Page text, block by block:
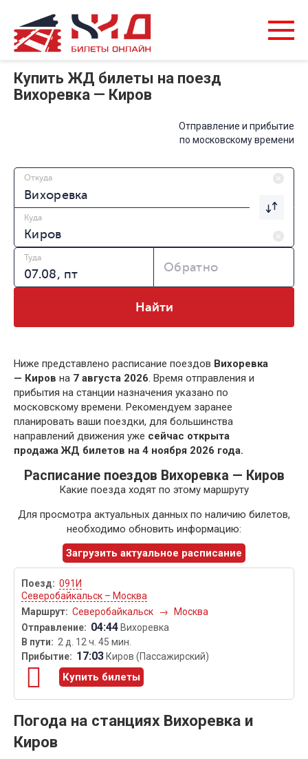
Купить ЖД билеты на поезд
Вихоревка — Киров
Отправление и прибытие
по московскому времени
Откуда
Куда
Туда
Обратно
Найти
Ниже представлено расписание поездов Вихоревка
— Киров на 7 августа 2026. Время отправления и
прибытия на станции назначения указано по
московскому времени. Рекомендуем заранее
планировать ваши поездки, для большинства
направлений движения уже сейчас открыта
продажа ЖД билетов на 4 ноября 2026 года.
Расписание поездов Вихоревка — Киров
Какие поезда ходят по этому маршруту
Для просмотра актуальных данных по наличию билетов,
необходимо обновить информацию:
Загрузить актуальное расписание
091И
Северобайкальск – Москва
Северобайкальск
→ Москва
04:44 Вихоревка
2 д. 12 ч. 45 мин.
17:03 Киров (Пассажирский)
Купить билеты
Погода на станциях Вихоревка и
Киров